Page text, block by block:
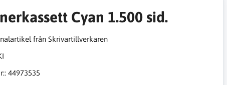
Cyan 1.500 sid.
från Skrivartillverkaren
44973535